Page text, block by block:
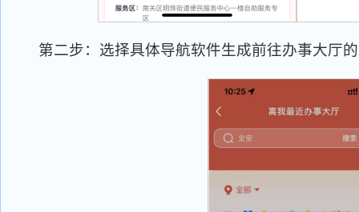
第二步：选择具体导航软件生成前往办事大厅